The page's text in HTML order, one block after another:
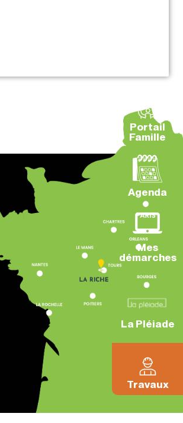
Portail
Famille
Agenda
Mes
démarches
La Pléiade
Travaux